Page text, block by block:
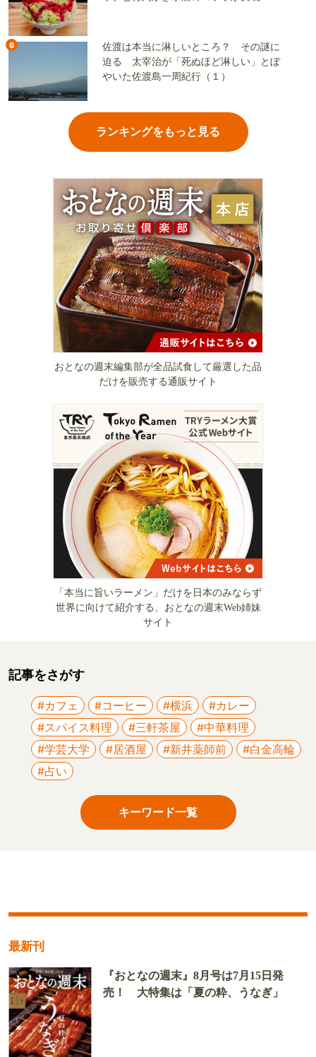
6
佐渡は本当に淋しいところ？ その謎に
迫る 太宰治が「死ぬほど淋しい」とぼ
やいた佐渡島一周紀行（１）
ランキングをもっと見る
おとなの週末編集部が全品試食して厳選した品
だけを販売する通販サイト
「本当に旨いラーメン」だけを日本のみならず
世界に向けて紹介する、おとなの週末Web姉妹
サイト
記事をさがす
#カフェ #コーヒー #横浜
#カレー
#スパイス料理
#三軒茶屋
#中華料理
#学芸大学
#居酒屋 #新井薬師前
#白金高輪
#占い
キーワード一覧
最新刊
『おとなの週末』8月号は7月15日発
売！ 大特集は「夏の粋、うなぎ」